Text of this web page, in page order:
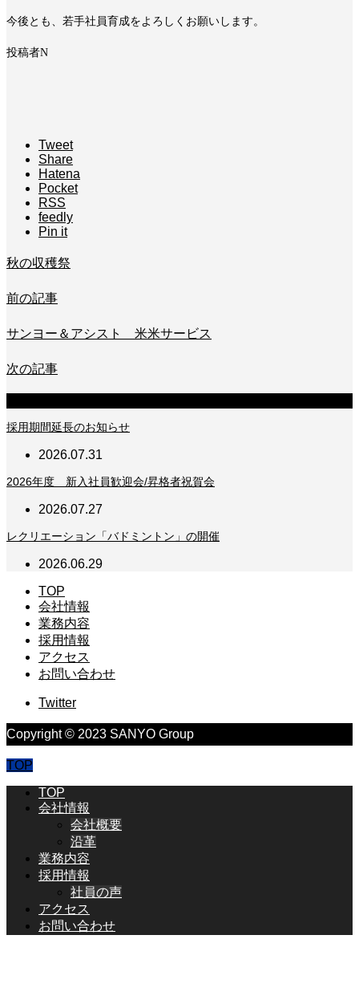
今後とも、若手社員育成をよろしくお願いします。
投稿者N
Tweet
Share
Hatena
Pocket
RSS
feedly
Pin it
秋の収穫祭
前の記事
サンヨー＆アシスト 米米サービス
次の記事
採用期間延長のお知らせ
2026.07.31
2026年度 新入社員歓迎会/昇格者祝賀会
2026.07.27
レクリエーション「バドミントン」の開催
2026.06.29
TOP
会社情報
業務内容
採用情報
アクセス
お問い合わせ
Twitter
Copyright © 2023 SANYO Group
TOP
TOP
会社情報
会社概要
沿革
業務内容
採用情報
社員の声
アクセス
お問い合わせ